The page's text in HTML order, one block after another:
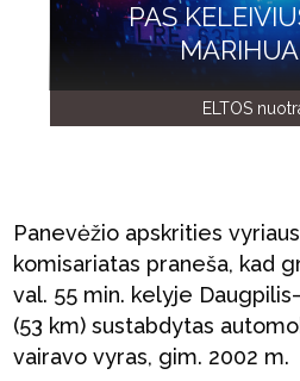
PAS
ELTOS
Panevėžio apskrities
komisariatas praneša, kad
val. 55 min. kelyje
(53 km) sustabdytas
vairavo vyras, gim. 2002 m.